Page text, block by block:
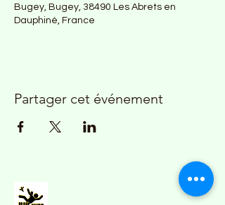
Bugey, Bugey, 38490 Les Abrets en
Dauphiné, France
Partager cet événement